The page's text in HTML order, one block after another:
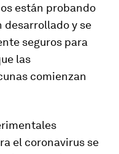
están probando
desarrollado y se
seguros para
las
comienzan
el coronavirus se